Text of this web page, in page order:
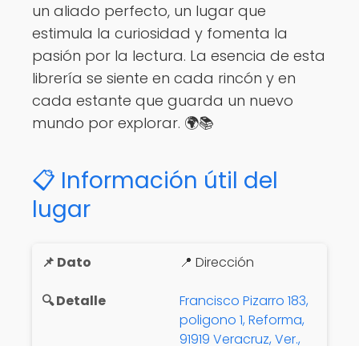
un aliado perfecto, un lugar que
estimula la curiosidad y fomenta la
pasión por la lectura. La esencia de esta
librería se siente en cada rincón y en
cada estante que guarda un nuevo
mundo por explorar. 🌍📚
📋 Información útil del
lugar
📍 Dirección
Francisco Pizarro 183,
poligono 1, Reforma,
91919 Veracruz, Ver.,